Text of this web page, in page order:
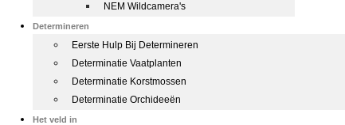
NEM Wildcamera's
Determineren
Eerste Hulp Bij Determineren
Determinatie Vaatplanten
Determinatie Korstmossen
Determinatie Orchideeën
Het veld in